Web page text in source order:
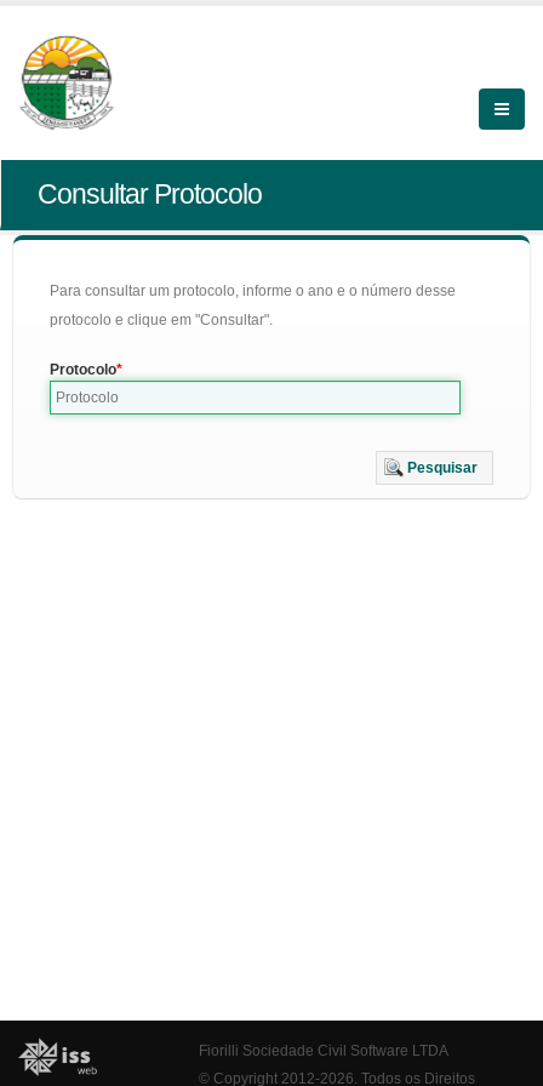
Consultar Protocolo
Para consultar um protocolo, informe o ano e o número desse
protocolo e clique em "Consultar".
Protocolo
Pesquisar
Fiorilli Sociedade Civil Software LTDA
© Copyright 2012-2026. Todos os Direitos